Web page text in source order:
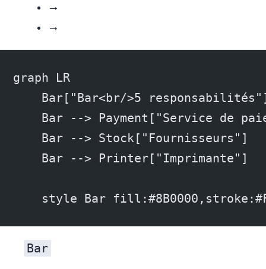
Faible cohésion → fort couplage
Forte cohésion → faible couplage
graph LR
Bar["Bar<br/>5
Bar --> Payment["Service de
    Bar --> Stock["Fournisseurs"]
    Bar --> Printer["Imprimante"]
style Bar
Bar